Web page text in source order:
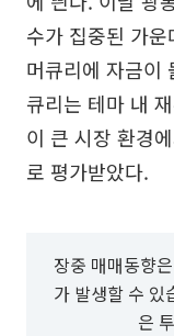
수가 집중된 가
머큐리에 자금이
큐리는 테마 내
이 큰 시장 환경
로 평가받았다.
장중 매매동향
가 발생할 수 있
은